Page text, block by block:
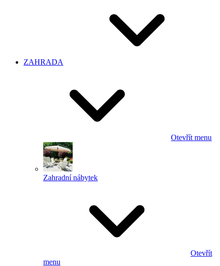
ZAHRADA
Otevřít menu
Zahradní nábytek
Otevřít
menu